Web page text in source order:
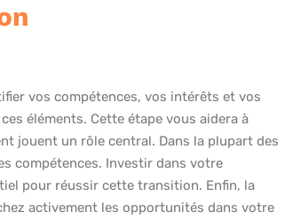
vos compétences, vos intérêts et vos
éléments. Cette étape vous aidera à
jouent un rôle central. Dans la plupart des
compétences. Investir dans votre
pour réussir cette transition. Enfin, la
activement les opportunités dans votre